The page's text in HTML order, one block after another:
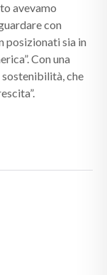
avevamo
con
posizionati sia in
Con una
che